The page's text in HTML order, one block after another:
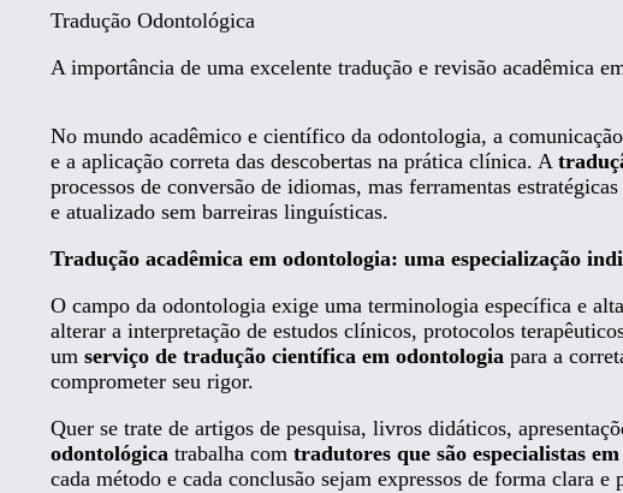
Tradução Odontológica
A importância de uma excelente tradução e revisão acadêmica
No mundo acadêmico e científico da odontologia, a
e a aplicação correta das descobertas na prática clínica. A
processos de conversão de idiomas, mas ferramentas
e atualizado sem barreiras linguísticas.
Tradução acadêmica em odontologia: uma especialização
O campo da odontologia exige uma terminologia específica e
alterar a interpretação de estudos clínicos, protocolos
um serviço de tradução científica em odontologia para a
comprometer seu rigor.
Quer se trate de artigos de pesquisa, livros didáticos,
odontológica trabalha com tradutores que são especialistas
cada método e cada conclusão sejam expressos de forma clara e